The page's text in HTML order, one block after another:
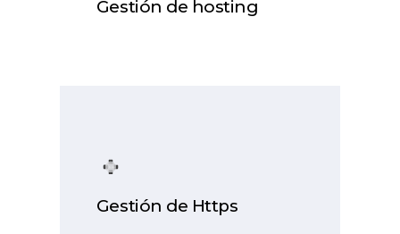
Gestión de hosting
Gestión de Https